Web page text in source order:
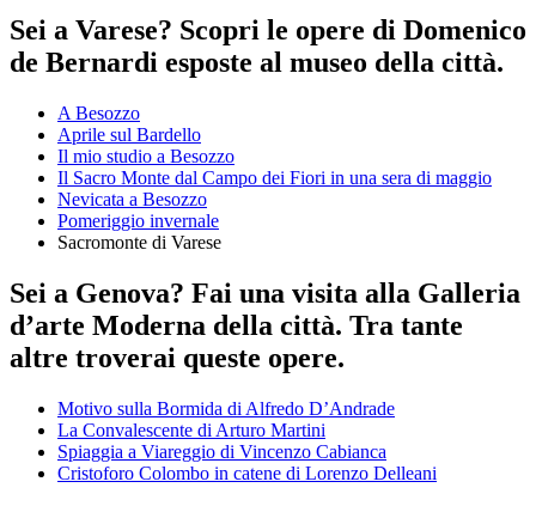
Sei a Varese? Scopri le opere di Domenico
de Bernardi esposte al museo della città.
A Besozzo
Aprile sul Bardello
Il mio studio a Besozzo
Il Sacro Monte dal Campo dei Fiori in una sera di maggio
Nevicata a Besozzo
Pomeriggio invernale
Sacromonte di Varese
Sei a Genova? Fai una visita alla Galleria
d’arte Moderna della città. Tra tante
altre troverai queste opere.
Motivo sulla Bormida di Alfredo D’Andrade
La Convalescente di Arturo Martini
Spiaggia a Viareggio di Vincenzo Cabianca
Cristoforo Colombo in catene di Lorenzo Delleani